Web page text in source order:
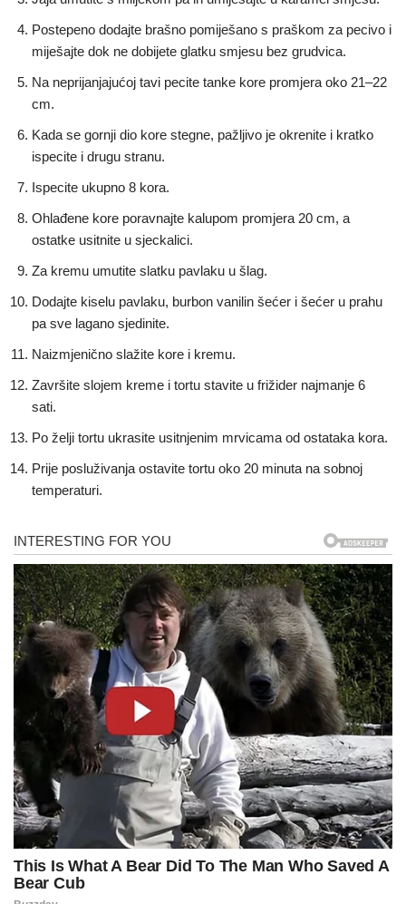
Postepeno dodajte brašno pomiješano s praškom za pecivo i
miješajte dok ne dobijete glatku smjesu bez grudvica.
Na neprijanjajućoj tavi pecite tanke kore promjera oko 21–22
cm.
Kada se gornji dio kore stegne, pažljivo je okrenite i kratko
ispecite i drugu stranu.
Ispecite ukupno 8 kora.
Ohlađene kore poravnajte kalupom promjera 20 cm, a
ostatke usitnite u sjeckalici.
Za kremu umutite slatku pavlaku u šlag.
Dodajte kiselu pavlaku, burbon vanilin šećer i šećer u prahu
pa sve lagano sjedinite.
Naizmjenično slažite kore i kremu.
Završite slojem kreme i tortu stavite u frižider najmanje 6
sati.
Po želji tortu ukrasite usitnjenim mrvicama od ostataka kora.
Prije posluživanja ostavite tortu oko 20 minuta na sobnoj
temperaturi.